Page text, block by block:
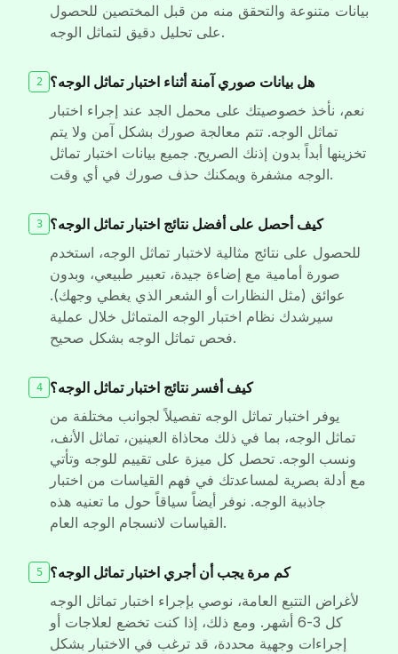
بيانات متنوعة والتحقق منه من قبل المختصين للحصول
على تحليل دقيق لتماثل الوجه.
2
هل بيانات صوري آمنة أثناء اختبار تماثل الوجه؟
نعم، نأخذ خصوصيتك على محمل الجد عند إجراء اختبار
تماثل الوجه. تتم معالجة صورك بشكل آمن ولا يتم
تخزينها أبداً بدون إذنك الصريح. جميع بيانات اختبار تماثل
الوجه مشفرة ويمكنك حذف صورك في أي وقت.
3
كيف أحصل على أفضل نتائج اختبار تماثل الوجه؟
للحصول على نتائج مثالية لاختبار تماثل الوجه، استخدم
صورة أمامية مع إضاءة جيدة، تعبير طبيعي، وبدون
عوائق (مثل النظارات أو الشعر الذي يغطي وجهك).
سيرشدك نظام اختبار الوجه المتماثل خلال عملية
فحص تماثل الوجه بشكل صحيح.
4
كيف أفسر نتائج اختبار تماثل الوجه؟
يوفر اختبار تماثل الوجه تفصيلاً لجوانب مختلفة من
تماثل الوجه، بما في ذلك محاذاة العينين، تماثل الأنف،
ونسب الوجه. تحصل كل ميزة على تقييم للوجه وتأتي
مع أدلة بصرية لمساعدتك في فهم القياسات من اختبار
جاذبية الوجه. نوفر أيضاً سياقاً حول ما تعنيه هذه
القياسات لانسجام الوجه العام.
5
كم مرة يجب أن أجري اختبار تماثل الوجه؟
لأغراض التتبع العامة، نوصي بإجراء اختبار تماثل الوجه
كل 3-6 أشهر. ومع ذلك، إذا كنت تخضع لعلاجات أو
إجراءات وجهية محددة، قد ترغب في الاختبار بشكل